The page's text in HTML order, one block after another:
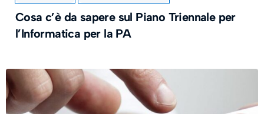
Cosa c’è da sapere sul Piano Triennale per
l’Informatica per la PA